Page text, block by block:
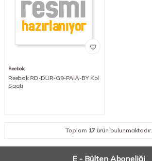
Reebok
Reebok RD-DUR-G9-PAIA-BY Kol
Saati
Toplam 17ürün bulunmaktadır.
E - Bülten Aboneliği